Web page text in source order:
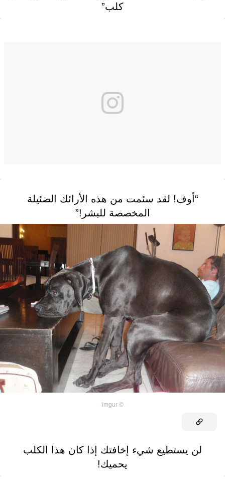
كلب”
“أوف! لقد سئمت من هذه الأرائك الضئيلة
المخصصة للبشر!”
©
imgur
لن يستطيع شيء إخافتك إذا كان هذا الكلب
يحميك!